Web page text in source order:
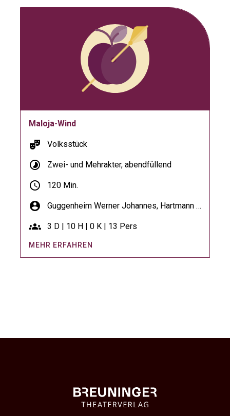
Maloja-Wind
theater_comedy Volksstück
timelapse Zwei- und Mehrakter, abendfüllend
schedule 120 Min.
account_circle Guggenheim Werner Johannes,Hartmann Paul
groups 3 D | 10 H | 0 K | 13 Pers
MEHR ERFAHREN